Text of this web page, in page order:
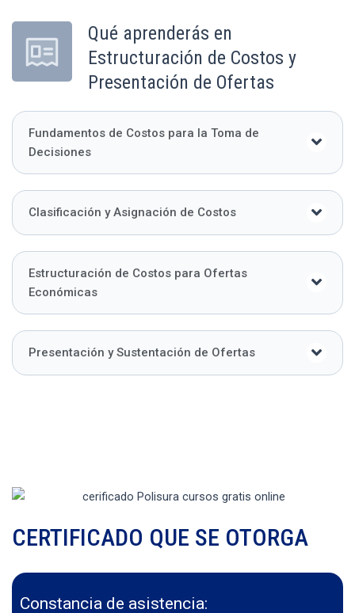
Qué aprenderás en
Estructuración de Costos y
Presentación de Ofertas
Fundamentos de Costos para la Toma de
Decisiones
Clasificación y Asignación de Costos
Estructuración de Costos para Ofertas
Económicas
Presentación y Sustentación de Ofertas
CERTIFICADO QUE SE OTORGA
Constancia de asistencia: